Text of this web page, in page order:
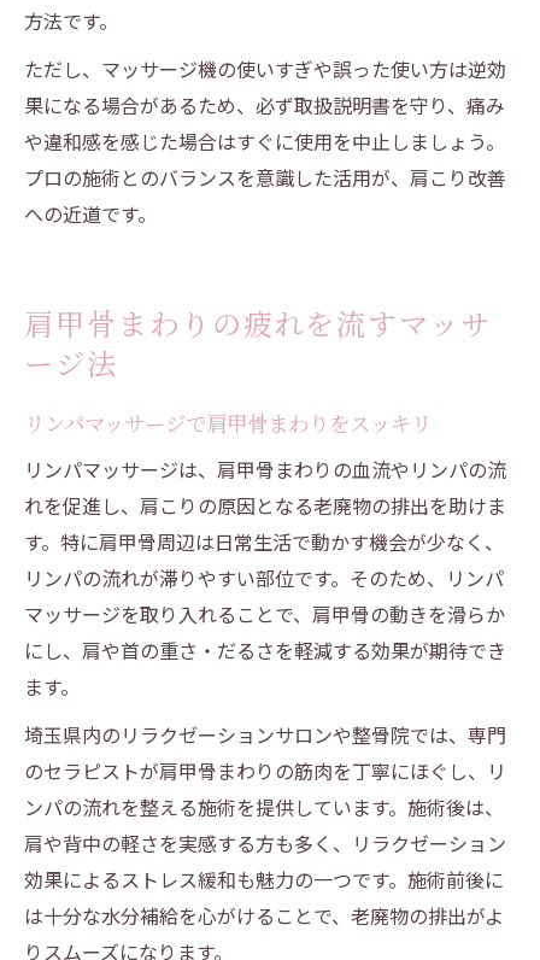
方法です。
ただし、マッサージ機の使いすぎや誤った使い方は逆効
果になる場合があるため、必ず取扱説明書を守り、痛み
や違和感を感じた場合はすぐに使用を中止しましょう。
プロの施術とのバランスを意識した活用が、肩こり改善
への近道です。
肩甲骨まわりの疲れを流すマッサ
ージ法
リンパマッサージで肩甲骨まわりをスッキリ
リンパマッサージは、肩甲骨まわりの血流やリンパの流
れを促進し、肩こりの原因となる老廃物の排出を助けま
す。特に肩甲骨周辺は日常生活で動かす機会が少なく、
リンパの流れが滞りやすい部位です。そのため、リンパ
マッサージを取り入れることで、肩甲骨の動きを滑らか
にし、肩や首の重さ・だるさを軽減する効果が期待でき
ます。
埼玉県内のリラクゼーションサロンや整骨院では、専門
のセラピストが肩甲骨まわりの筋肉を丁寧にほぐし、リ
ンパの流れを整える施術を提供しています。施術後は、
肩や背中の軽さを実感する方も多く、リラクゼーション
効果によるストレス緩和も魅力の一つです。施術前後に
は十分な水分補給を心がけることで、老廃物の排出がよ
りスムーズになります。